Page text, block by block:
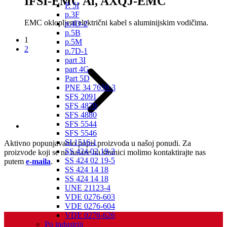
P. 5I
p.3F
p.4D-2
p.5B
p.5M
p.7D-1
part 3I
part 4G
Part 5D
PNE 34 7659-3
SFS 2091
SFS 4879
SFS 4880
SFS 5544
SFS 5546
SI 1516-1
SS 424 02 19-3
SS 424 02 19-5
SS 424 14 18
SS 424 14 18
UNE 21123-4
VDE 0276-603
VDE 0276-604
VDE 0276-626
Po industriji
EMC oklopljeni električni kabel s aluminijskim vodičima.
1
2
Aktivno popunjavamo popis proizvoda u našoj ponudi. Za
proizvode koji se ne nalaze na stranici molimo kontaktirajte nas
putem e-maila.